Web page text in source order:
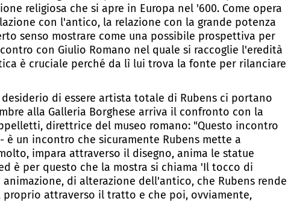
religiosa che si apre in Europa nel '600. Come opera
con l'antico, la relazione con la grande potenza
senso mostrare come una possibile prospettiva per
con Giulio Romano nel quale si raccoglie l'eredità
è cruciale perché da lì lui trova la fonte per rilanciare
di essere artista totale di Rubens ci portano
alla Galleria Borghese arriva il confronto con la
direttrice del museo romano: "Questo incontro
è un incontro che sicuramente Rubens mette a
impara attraverso il disegno, anima le statue
è per questo che la mostra si chiama 'Il tocco di
animazione, di alterazione dell'antico, che Rubens rende
attraverso il tratto e che poi, ovviamente,